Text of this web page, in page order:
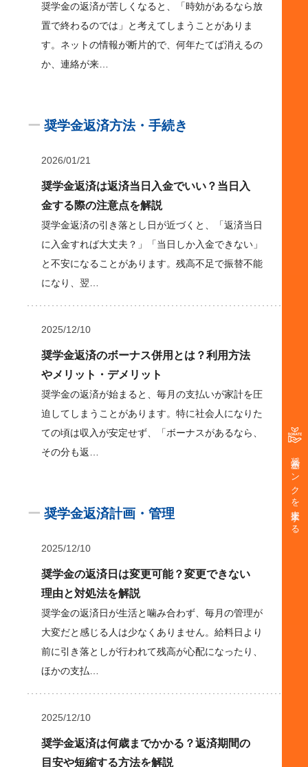
奨学金バンクを支援する
奨学金の返済が苦しくなると、「時効があるなら放
置で終わるのでは」と考えてしまうことがありま
す。ネットの情報が断片的で、何年たてば消えるの
か、連絡が来…
ー 奨学金返済方法・手続き
2026/01/21
奨学金返済は返済当日入金でいい？当日入
金する際の注意点を解説
奨学金返済の引き落とし日が近づくと、「返済当日
に入金すれば大丈夫？」「当日しか入金できない」
と不安になることがあります。残高不足で振替不能
になり、翌…
2025/12/10
奨学金返済のボーナス併用とは？利用方法
やメリット・デメリット
奨学金の返済が始まると、毎月の支払いが家計を圧
迫してしまうことがあります。特に社会人になりた
ての頃は収入が安定せず、「ボーナスがあるなら、
その分も返…
ー 奨学金返済計画・管理
2025/12/10
奨学金の返済日は変更可能？変更できない
理由と対処法を解説
奨学金の返済日が生活と噛み合わず、毎月の管理が
大変だと感じる人は少なくありません。給料日より
前に引き落としが行われて残高が心配になったり、
ほかの支払…
2025/12/10
奨学金返済は何歳までかかる？返済期間の
目安や短縮する方法を解説